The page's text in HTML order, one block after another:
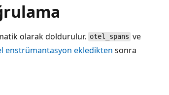
olarak doldurulur. otel_spans ve
enstrümantasyon ekledikten sonra